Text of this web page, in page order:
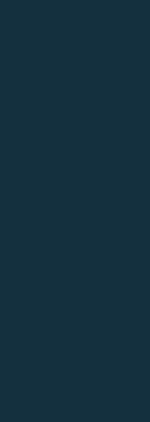
להשלים את הכדאיות
להסתפק בהתחייבות
בית המשפט דחה
בהחלטה שבשלב זה
הודגש, כי הערבויות
לביצוע הפרויקט היא
בערבויות בשלב זה
הדירות הנוספות.
על בסיס הבטחה
ותחליט לפי החלטות
בהבאת המתחם לסף
הרווחיות הכלכלית,
לרווחיות כלכלית,
אלה לא יהיה מימון
והתוכנית לא תמומש.
הפרויקט בדחיפות